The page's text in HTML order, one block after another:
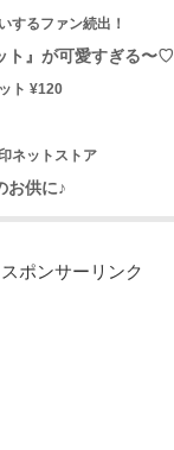
するファン続出！
ト』が可愛すぎる〜♡
ト ¥120
ネットストア
お供に♪
スポンサーリンク